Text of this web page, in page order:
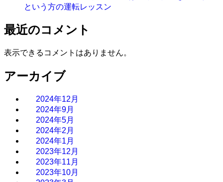
という方の運転レッスン
最近のコメント
表示できるコメントはありません。
アーカイブ
2024年12月
2024年9月
2024年5月
2024年2月
2024年1月
2023年12月
2023年11月
2023年10月